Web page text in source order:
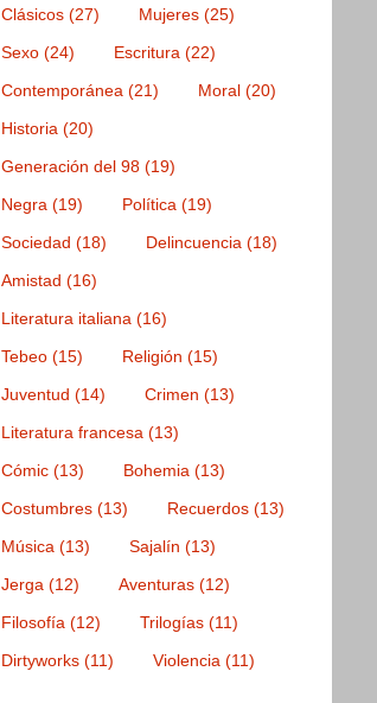
Clásicos (27) Mujeres (25)
Sexo (24) Escritura (22)
Contemporánea (21) Moral (20)
Historia (20)
Generación del 98 (19)
Negra (19) Política (19)
Sociedad (18) Delincuencia (18)
Amistad (16)
Literatura italiana (16)
Tebeo (15) Religión (15)
Juventud (14) Crimen (13)
Literatura francesa (13)
Cómic (13) Bohemia (13)
Costumbres (13) Recuerdos (13)
Música (13) Sajalín (13)
Jerga (12) Aventuras (12)
Filosofía (12) Trilogías (11)
Dirtyworks (11) Violencia (11)